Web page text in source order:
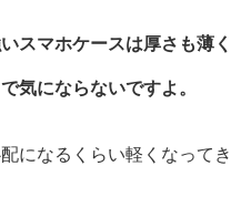
スマホケースは厚さも薄く
気にならないですよ。
になるくらい軽くなってき